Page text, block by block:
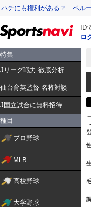
ハチにも権利がある？ ペル
ID
ロ
特集
Jリーグ戦力 徹底分析
仙台育英監督 名将対談
J国立試合に無料招待
種目
プロ野球
MLB
高校野球
大学野球